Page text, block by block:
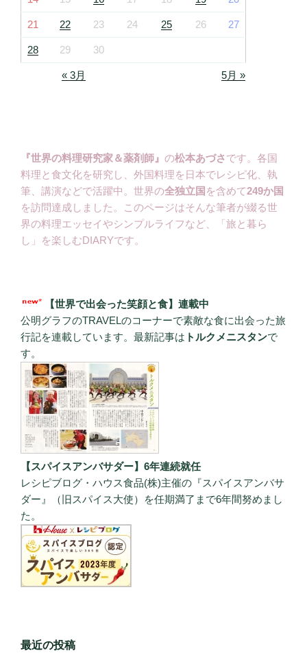
21 22 23 24 25 26 27
28 29 30
« 3月 5月 »
『世界の料理研究家＆薬剤師』 の松本あづさです。各国
料理と食文化を研究し、外国料理を日本でレシピ化、執
筆、講演などで活躍中。世界の全独立国 を含めて249か国
を訪問達成しました。このページはそんな筆者が綴る世
界の料理エッセイやシンプルライフなど、「旅と暮ら
し」を楽しむDIARYです。
【世界で出会った笑顔と食】連載中
公明グラフのTRAVELのコーナーで素敵な食に出会った旅
行記を連載しています。最新記事は トルクメニスタンで
す。
【スパイスアンバサダー】6年連続就任
レシピブログ・ハウス食品(株)主催の『スパイスアンバサ
ダー』（旧スパイス大使）を任期満了まで6年間努めまし
た。
最近の投稿